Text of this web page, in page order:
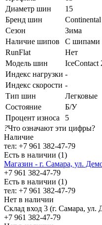
Диаметр шин
15
Бренд шин
Continental
Сезон
Зима
Наличие шипов
С шипами
RunFlat
Нет
Модель шин
IceContact
Индекс нагрузки -
Индекс скорости -
Тип шин
Легковые
Состояние
Б/У
Процент износа
5
?Что означают эти цифры?
Наличие
тел: +7 961 382-47-79
Есть в наличии (1)
Магазин - г. Самара, ул.
+7 961 382-47-79
Есть в наличии (1)
тел: +7 961 382-47-79
Нет в наличии
Склад вход 3 (г. Самара, ул.
+7 961 382-47-79